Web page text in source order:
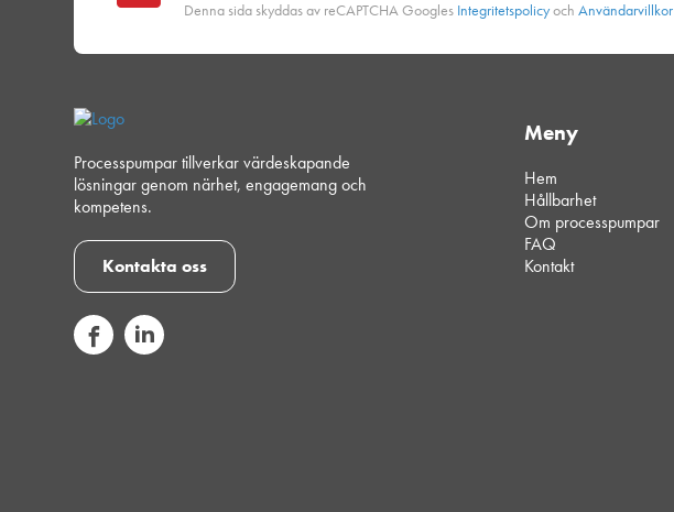
Denna sida skyddas av reCAPTCHA Googles IntegritetspolicyochAnvändarvillkor
Processpumpar tillverkar värdeskapande
lösningar genom närhet, engagemang och
kompetens.
Kontakta oss
Meny
Hem
Hållbarhet
Om processpumpar
FAQ
Kontakt